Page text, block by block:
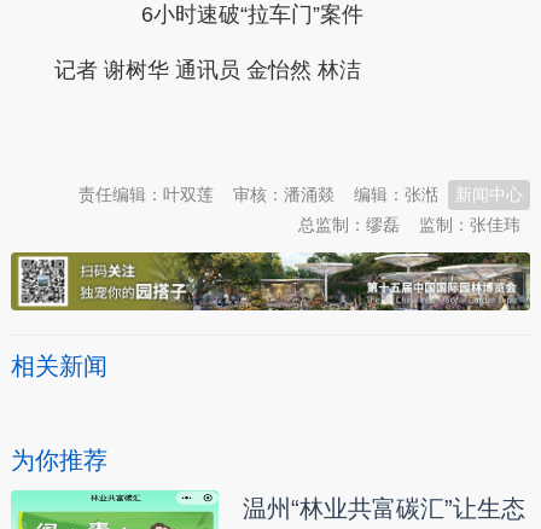
6小时速破“拉车门”案件
记者 谢树华 通讯员 金怡然 林洁
新闻中心
编辑：张湉
审核：潘涌燚
责任编辑：叶双莲
监制：张佳玮
总监制：缪磊
相关新闻
为你推荐
温州“林业共富碳汇”让生态